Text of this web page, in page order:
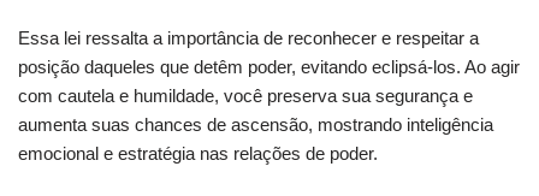
Essa lei ressalta a importância de reconhecer e respeitar a
posição daqueles que detêm poder, evitando eclipsá-los. Ao agir
com cautela e humildade, você preserva sua segurança e
aumenta suas chances de ascensão, mostrando inteligência
emocional e estratégia nas relações de poder.